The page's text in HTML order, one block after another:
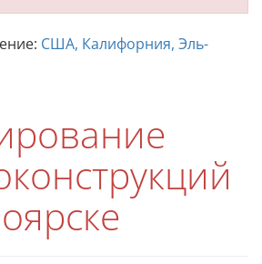
США, Калифорния, Эль-